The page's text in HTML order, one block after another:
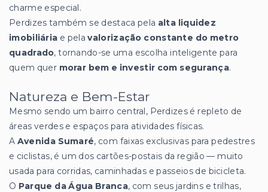
charme especial.
Perdizes também se destaca pela alta liquidez
imobiliária e pelavalorização constante do metro
quadrado, tornando-se uma escolha inteligente para
quem quer morar bem e investir com segurança.
Natureza e Bem-Estar
Mesmo sendo um bairro central, Perdizes é repleto de
áreas verdes e espaços para atividades físicas.
A Avenida Sumaré, com faixas exclusivas para pedestres
e ciclistas, é um dos cartões-postais da região — muito
usada para corridas, caminhadas e passeios de bicicleta.
O Parque da Água Branca, com seus jardins e trilhas,